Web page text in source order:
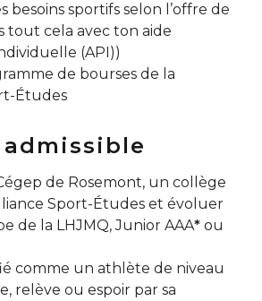
besoins sportifs selon l’offre de
tout cela avec ton aide
(API))
de bourses de la
Études
de Rosemont, un collège
Sport-Études et évoluer
de la LHJMQ, Junior AAA* ou
comme un athlète de niveau
relève ou espoir par sa